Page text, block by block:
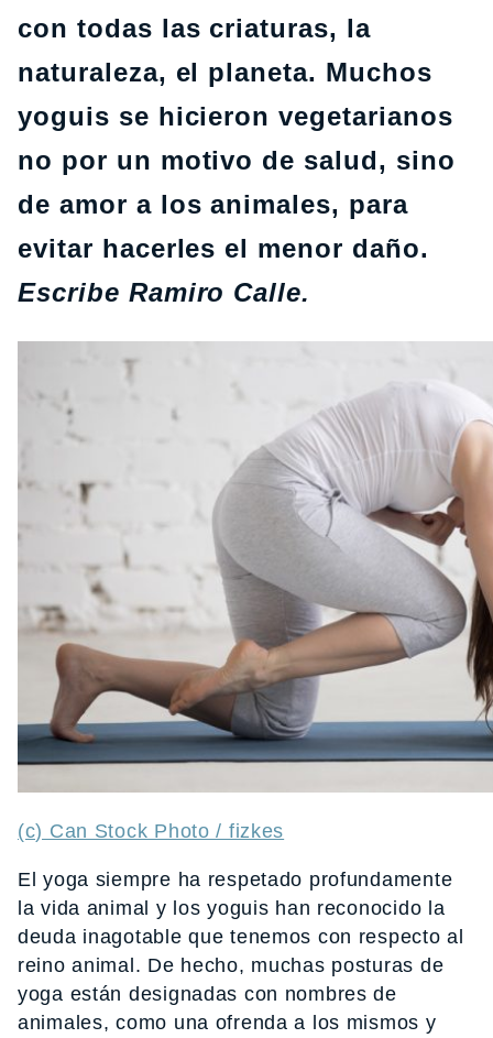
con todas las criaturas, la
naturaleza, el planeta. Muchos
yoguis se hicieron vegetarianos
no por un motivo de salud, sino
de amor a los animales, para
evitar hacerles el menor daño.
Escribe Ramiro Calle.
(c) Can Stock Photo / fizkes
El yoga siempre ha respetado profundamente
la vida animal y los yoguis han reconocido la
deuda inagotable que tenemos con respecto al
reino animal. De hecho, muchas posturas de
yoga están designadas con nombres de
animales, como una ofrenda a los mismos y